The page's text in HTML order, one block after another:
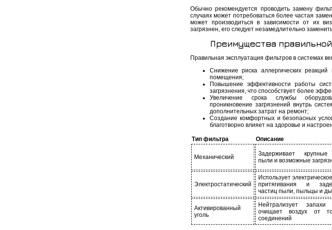
Обычно рекомендуется проводить замену
случаях может потребоваться более частая
может производиться в зависимости от их
загрязнен, его следует незамедлительно
Преимущества
Правильная эксплуатация фильтров в системах
Снижение риска аллергических
помещения;
Повышение эффективности работы
загрязнения, что способствует более
Увеличение срока службы
проникновение загрязнений внутрь
дополнительных затрат на ремонт;
Создание комфортных и безопасных
благотворно влияет на здоровье и
Тип фильтра Описание
Механический
Задерживает крупные
пыли и возможные
Электростатический
Использует
притягивания и
частиц пыли, пыльцы и
Активированный
уголь
Нейтрализует
очищает воздух от
соединений